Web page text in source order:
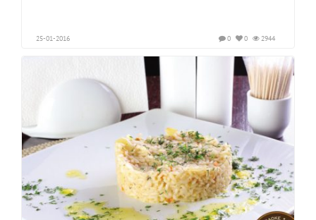
25-01-2016 2944
0
0